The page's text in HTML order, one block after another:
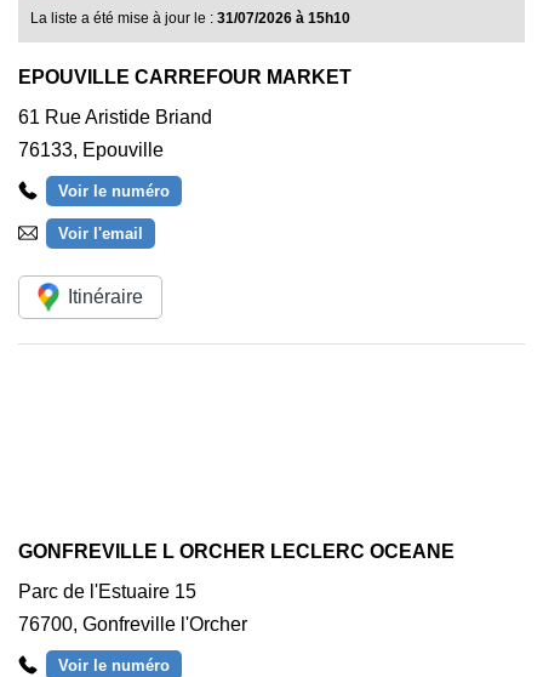
La liste a été mise à jour le : 31/07/2026 à 15h10
EPOUVILLE CARREFOUR MARKET
61 Rue Aristide Briand
76133, Epouville
Voir le numéro
Voir l'email
Itinéraire
GONFREVILLE L ORCHER LECLERC OCEANE
Parc de l'Estuaire 15
76700, Gonfreville l'Orcher
Voir le numéro